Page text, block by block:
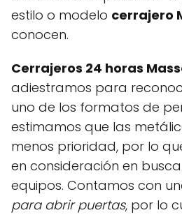
estilo o modelo cerrajero
conocen.
Cerrajeros 24 horas
adiestramos para
uno de los formatos de
estimamos que las
menos prioridad, por lo
en consideración en
equipos. Contamos con
para abrir puertas, por lo